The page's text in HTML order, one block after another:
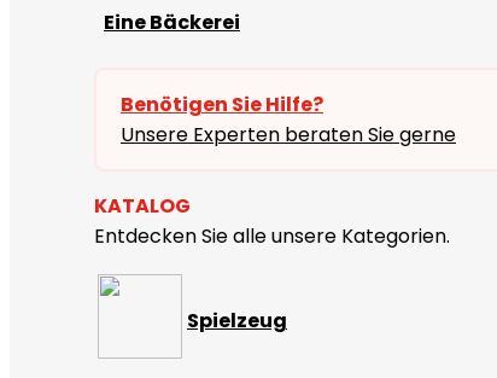
Eine Bäckerei
Benötigen Sie Hilfe?
Unsere Experten beraten Sie gerne
KATALOG
Entdecken Sie alle unsere Kategorien.
Spielzeug